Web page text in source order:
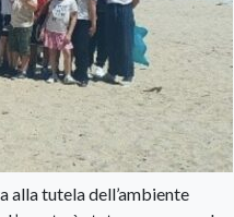
alla tutela dell’ambiente